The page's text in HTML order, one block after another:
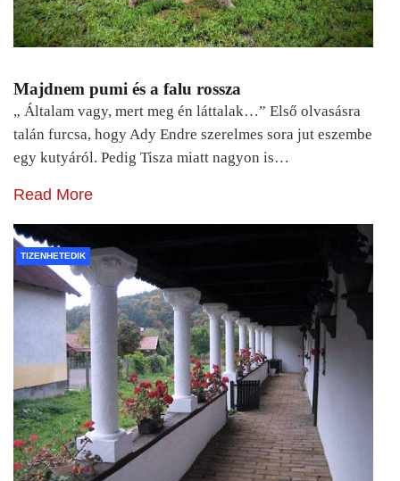
Majdnem pumi és a falu rossza
„ Általam vagy, mert meg én láttalak…” Első olvasásra
talán furcsa, hogy Ady Endre szerelmes sora jut eszembe
egy kutyáról. Pedig Tisza miatt nagyon is…
Read More
TIZENHETEDIK